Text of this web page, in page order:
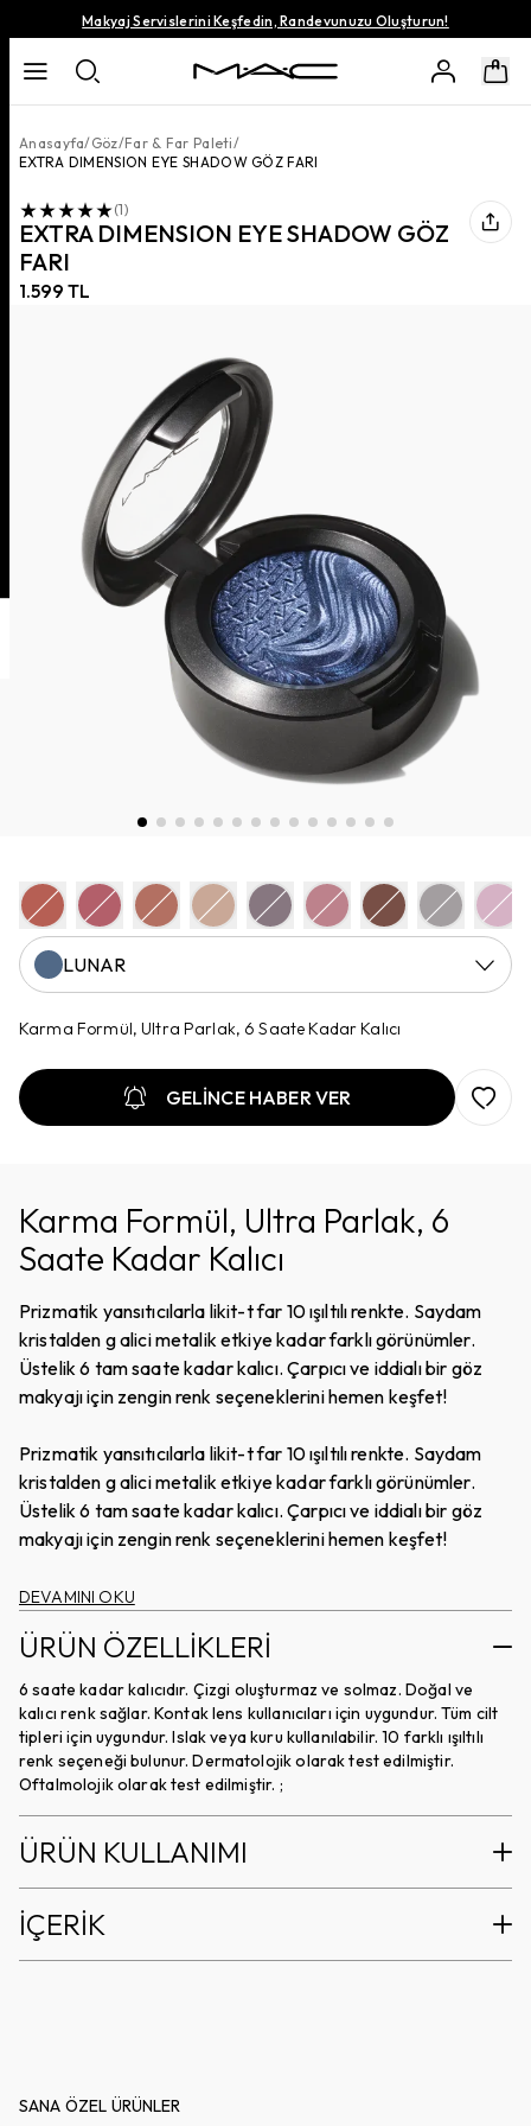
Makyaj Servislerini Keşfedin, Randevunuzu Oluşturun!
Anasayfa/Göz/Far & Far Paleti/
EXTRA DIMENSION EYE SHADOW GÖZ FARI
(1)
EXTRA DIMENSION EYE SHADOW GÖZ
FARI
1.599 TL
LUNAR
Karma Formül, Ultra Parlak, 6 Saate Kadar Kalıcı
GELİNCE HABER VER
Karma Formül, Ultra Parlak, 6
Saate Kadar Kalıcı
Prizmatik yansıtıcılarla likit-t far 10 ışıltılı renkte. Saydam
kristalden g alici metalik etkiye kadar farklı görünümler.
Üstelik 6 tam saate kadar kalıcı. Çarpıcı ve iddialı bir göz
makyajı için zengin renk seçeneklerini hemen keşfet!
Prizmatik yansıtıcılarla likit-t far 10 ışıltılı renkte. Saydam
kristalden g alici metalik etkiye kadar farklı görünümler.
Üstelik 6 tam saate kadar kalıcı. Çarpıcı ve iddialı bir göz
makyajı için zengin renk seçeneklerini hemen keşfet!
DEVAMINI OKU
ÜRÜN ÖZELLİKLERİ
6 saate kadar kalıcıdır. Çizgi oluşturmaz ve solmaz. Doğal ve
kalıcı renk sağlar. Kontak lens kullanıcıları için uygundur. Tüm cilt
tipleri için uygundur. Islak veya kuru kullanılabilir. 10 farklı ışıltılı
renk seçeneği bulunur. Dermatolojik olarak test edilmiştir.
Oftalmolojik olarak test edilmiştir. ;
ÜRÜN KULLANIMI
İÇERİK
SANA ÖZEL ÜRÜNLER